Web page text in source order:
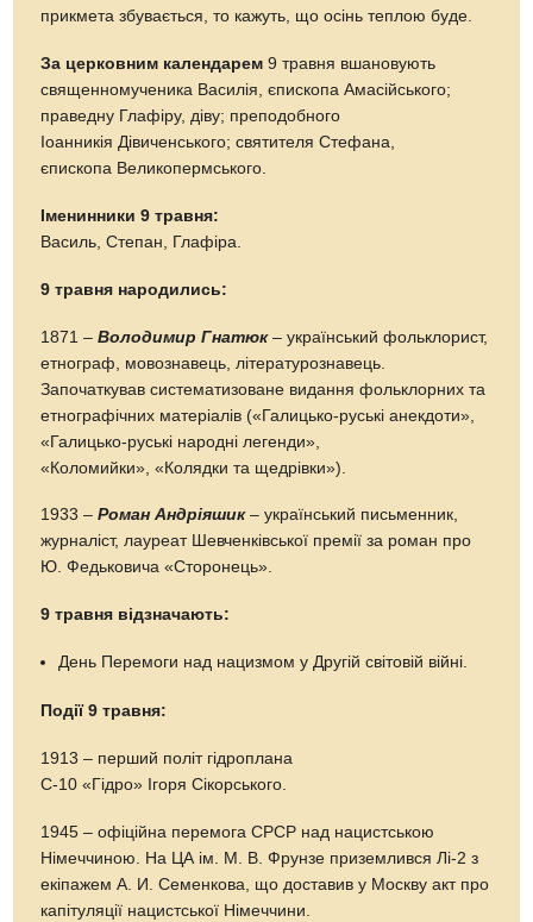
прикмета збувається, то кажуть, що осінь теплою буде.
За церковним календарем 9 травня вшановують
священномученика Василія, єпископа Амасійського;
праведну Глафіру, діву; преподобного
Іоанникія Дівиченського; святителя Стефана,
єпископа Великопермського.
Іменинники 9 травня:
Василь, Степан, Глафіра.
9 травня народились:
1871 –Володимир Гнатюк– український фольклорист,
етнограф, мовознавець, літературознавець.
Започаткував систематизоване видання фольклорних та
етнографічних матеріалів («Галицько-руські анекдоти»,
«Галицько-руські народні легенди»,
«Коломийки», «Колядки та щедрівки»).
1933 –Роман Андріяшик– український письменник,
журналіст, лауреат Шевченківської премії за роман про
Ю. Федьковича «Сторонець».
9 травня відзначають:
День Перемоги над нацизмом у Другій світовій війні.
Події 9 травня:
1913 – перший політ гідроплана
С-10 «Гідро» Ігоря Сікорського.
1945 – офіційна перемога СРСР над нацистською
Німеччиною. На ЦА ім. М. В. Фрунзе приземлився Лі-2 з
екіпажем А. И. Семенкова, що доставив у Москву акт про
капітуляції нацистської Німеччини.